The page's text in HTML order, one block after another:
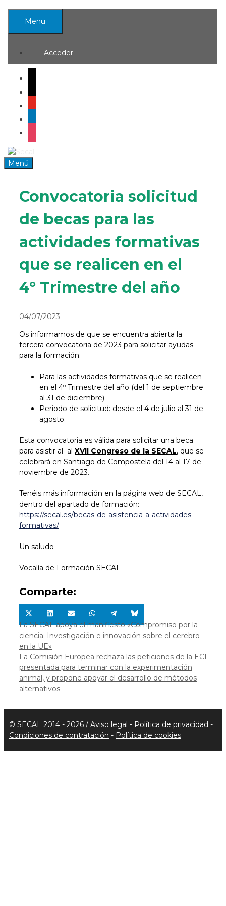
Saltar
Menu
Acceder
Menú
Convocatoria solicitud
de becas para las
actividades formativas
que se realicen en el
4º Trimestre del año
04/07/2023
Os informamos de que se encuentra abierta la
tercera convocatoria de 2023 para solicitar ayudas
para la formación:
Para las actividades formativas que se realicen
en el 4º Trimestre del año (del 1 de septiembre
al 31 de diciembre).
Periodo de solicitud: desde el 4 de julio al 31 de
agosto.
Esta convocatoria es válida para solicitar una beca
para asistir al al XVII Congreso de la SECAL, que se
celebrará en Santiago de Compostela del 14 al 17 de
noviembre de 2023.
Tenéis más información en la página web de SECAL,
dentro del apartado de formación:
https://secal.es/becas-de-asistencia-a-actividades-
formativas/
Un saludo
Vocalía de Formación SECAL
Comparte:
Compartir
en
X
(Twitter)
Compartir
en
LinkedIn
Compartir
en
Email
Compartir
en
WhatsApp
Compartir
en
Telegram
Compartir
en
Bluesky
La SECAL apoya el manifiesto «Compromiso por la
ciencia: Investigación e innovación sobre el cerebro
en la UE»
La Comisión Europea rechaza las peticiones de la ECI
presentada para terminar con la experimentación
animal, y propone apoyar el desarrollo de métodos
alternativos
© SECAL 2014 - 2026 / Aviso legal - Política de privacidad -
Condiciones de contratación - Política de cookies